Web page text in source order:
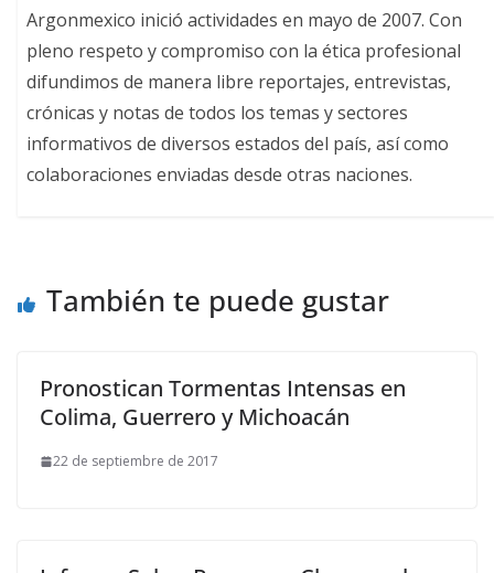
Argonmexico inició actividades en mayo de 2007. Con
pleno respeto y compromiso con la ética profesional
difundimos de manera libre reportajes, entrevistas,
crónicas y notas de todos los temas y sectores
informativos de diversos estados del país, así como
colaboraciones enviadas desde otras naciones.
También te puede gustar
Pronostican Tormentas Intensas en
Colima, Guerrero y Michoacán
22 de septiembre de 2017